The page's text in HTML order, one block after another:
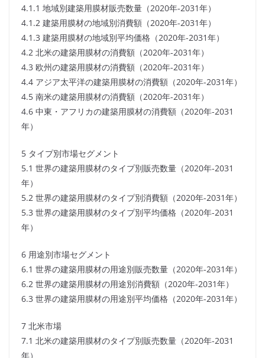
4.1.1 地域別建築用膜材販売数量（2020年-2031年）
4.1.2 建築用膜材の地域別消費額（2020年-2031年）
4.1.3 建築用膜材の地域別平均価格（2020年-2031年）
4.2 北米の建築用膜材の消費額（2020年-2031年）
4.3 欧州の建築用膜材の消費額（2020年-2031年）
4.4 アジア太平洋の建築用膜材の消費額（2020年-2031年）
4.5 南米の建築用膜材の消費額（2020年-2031年）
4.6 中東・アフリカの建築用膜材の消費額（2020年-2031
年）
5 タイプ別市場セグメント
5.1 世界の建築用膜材のタイプ別販売数量（2020年-2031
年）
5.2 世界の建築用膜材のタイプ別消費額（2020年-2031年）
5.3 世界の建築用膜材のタイプ別平均価格（2020年-2031
年）
6 用途別市場セグメント
6.1 世界の建築用膜材の用途別販売数量（2020年-2031年）
6.2 世界の建築用膜材の用途別消費額（2020年-2031年）
6.3 世界の建築用膜材の用途別平均価格（2020年-2031年）
7 北米市場
7.1 北米の建築用膜材のタイプ別販売数量（2020年-2031
年）